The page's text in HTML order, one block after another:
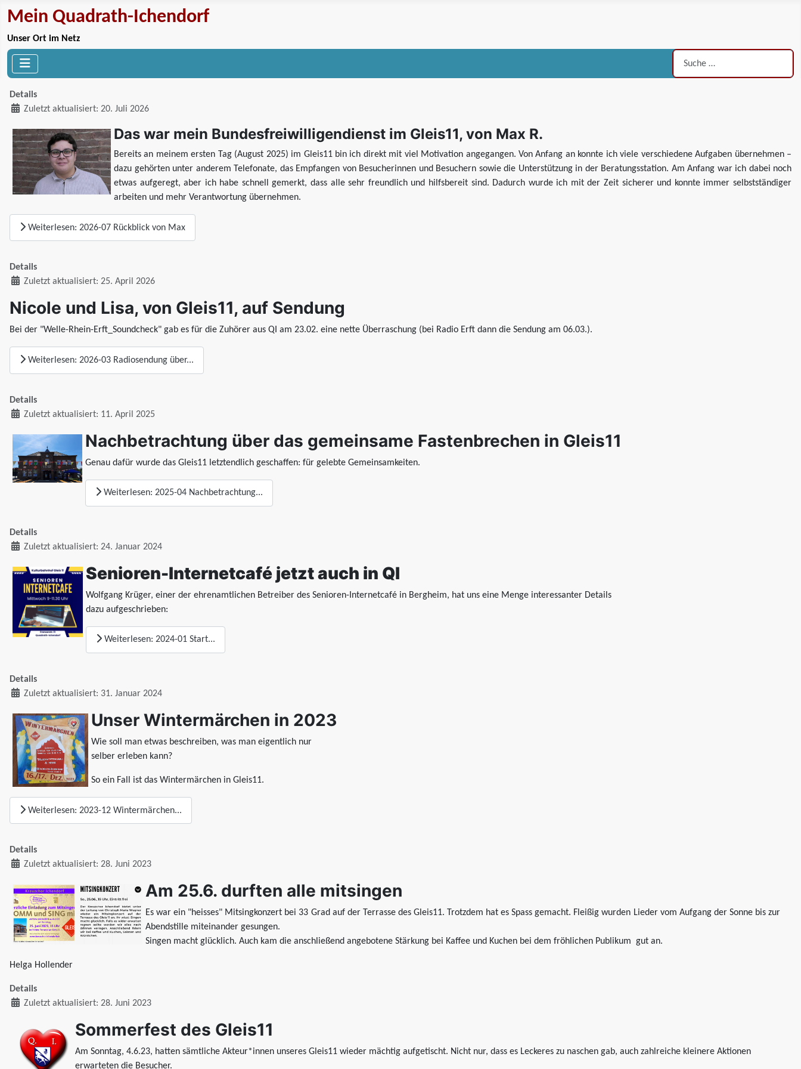
Mein Quadrath-Ichendorf
Unser Ort im Netz
Suchen
Details
Zuletzt aktualisiert: 20. Juli 2026
Das war mein Bundesfreiwilligendienst im Gleis11, von Max R.
Bereits an meinem ersten Tag (August 2025) im Gleis11 bin ich direkt mit viel Motivation angegangen. Von Anfang an konnte ich viele verschiedene Aufgaben übernehmen –
dazu gehörten unter anderem Telefonate, das Empfangen von Besucherinnen und Besuchern sowie die Unterstützung in der Beratungsstation. Am Anfang war ich dabei noch
etwas aufgeregt, aber ich habe schnell gemerkt, dass alle sehr freundlich und hilfsbereit sind. Dadurch wurde ich mit der Zeit sicherer und konnte immer selbstständiger
arbeiten und mehr Verantwortung übernehmen.
Weiterlesen: 2026-07 Rückblick von Max
Details
Zuletzt aktualisiert: 25. April 2026
Nicole und Lisa, von Gleis11, auf Sendung
Bei der "Welle-Rhein-Erft_Soundcheck" gab es für die Zuhörer aus QI am 23.02. eine nette Überraschung (bei Radio Erft dann die Sendung am 06.03.).
Weiterlesen: 2026-03 Radiosendung über...
Details
Zuletzt aktualisiert: 11. April 2025
Nachbetrachtung über das gemeinsame Fastenbrechen in Gleis11
Genau dafür wurde das Gleis11 letztendlich geschaffen: für gelebte Gemeinsamkeiten.
Weiterlesen: 2025-04 Nachbetrachtung...
Details
Zuletzt aktualisiert: 24. Januar 2024
Senioren-Internetcafé jetzt auch in QI
Wolfgang Krüger, einer der ehrenamtlichen Betreiber des Senioren-Internetcafé in Bergheim, hat uns eine Menge interessanter Details
dazu aufgeschrieben:
Weiterlesen: 2024-01 Start...
Details
Zuletzt aktualisiert: 31. Januar 2024
Unser Wintermärchen in 2023
Wie soll man etwas beschreiben, was man eigentlich nur
selber erleben kann?
So ein Fall ist das Wintermärchen in Gleis11.
Weiterlesen: 2023-12 Wintermärchen...
Details
Zuletzt aktualisiert: 28. Juni 2023
Am 25.6. durften alle mitsingen
Es war ein "heisses" Mitsingkonzert bei 33 Grad auf der Terrasse des Gleis11. Trotzdem hat es Spass gemacht. Fleißig wurden Lieder vom Aufgang der Sonne bis zur
Abendstille miteinander gesungen.
Singen macht glücklich. Auch kam die anschließend angebotene Stärkung bei Kaffee und Kuchen bei dem fröhlichen Publikum gut an.
Helga Hollender
Details
Zuletzt aktualisiert: 28. Juni 2023
Sommerfest des Gleis11
Am Sonntag, 4.6.23, hatten sämtliche Akteur*innen unseres Gleis11 wieder mächtig aufgetischt. Nicht nur, dass es Leckeres zu naschen gab, auch zahlreiche kleinere Aktionen
erwarteten die Besucher.